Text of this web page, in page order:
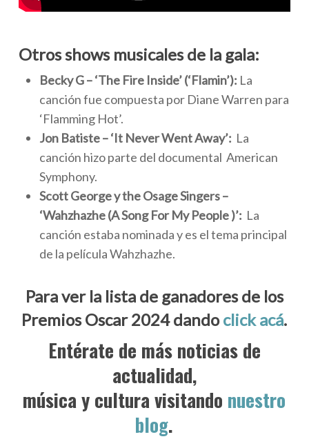
Otros shows musicales de la gala:
Becky G – ‘The Fire Inside’ (‘Flamin’): La
canción fue compuesta por Diane Warren para
‘Flamming Hot’.
Jon Batiste – ‘It Never Went Away’: La
canción hizo parte del documental American
Symphony.
Scott George y the Osage Singers –
‘Wahzhazhe (A Song For My People )’: La
canción estaba nominada y es el tema principal
de la película Wahzhazhe.
Para ver la lista de ganadores de los
Premios Oscar 2024 dandoclick acá.
Entérate de más noticias de
actualidad,
música y cultura visitando nuestro
blog.